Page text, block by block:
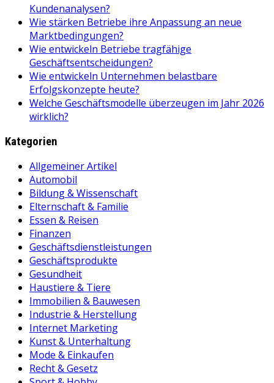
Kundenanalysen?
Wie stärken Betriebe ihre Anpassung an neue
Marktbedingungen?
Wie entwickeln Betriebe tragfähige
Geschäftsentscheidungen?
Wie entwickeln Unternehmen belastbare
Erfolgskonzepte heute?
Welche Geschäftsmodelle überzeugen im Jahr 2026
wirklich?
Kategorien
Allgemeiner Artikel
Automobil
Bildung & Wissenschaft
Elternschaft & Familie
Essen & Reisen
Finanzen
Geschäftsdienstleistungen
Geschäftsprodukte
Gesundheit
Haustiere & Tiere
Immobilien & Bauwesen
Industrie & Herstellung
Internet Marketing
Kunst & Unterhaltung
Mode & Einkaufen
Recht & Gesetz